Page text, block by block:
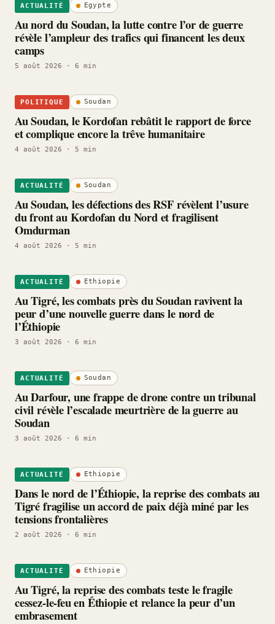
ACTUALITÉ Egypte
Au nord du Soudan, la lutte contre l’or de guerre
révèle l’ampleur des trafics qui financent les deux
camps
5 août 2026 · 6 min
POLITIQUE Soudan
Au Soudan, le Kordofan rebâtit le rapport de force
et complique encore la trêve humanitaire
4 août 2026 · 5 min
ACTUALITÉ Soudan
Au Soudan, les défections des RSF révèlent l’usure
du front au Kordofan du Nord et fragilisent
Omdurman
4 août 2026 · 5 min
ACTUALITÉ Ethiopie
Au Tigré, les combats près du Soudan ravivent la
peur d’une nouvelle guerre dans le nord de
l’Éthiopie
3 août 2026 · 6 min
ACTUALITÉ Soudan
Au Darfour, une frappe de drone contre un tribunal
civil révèle l’escalade meurtrière de la guerre au
Soudan
3 août 2026 · 6 min
ACTUALITÉ Ethiopie
Dans le nord de l’Éthiopie, la reprise des combats au
Tigré fragilise un accord de paix déjà miné par les
tensions frontalières
2 août 2026 · 6 min
ACTUALITÉ Ethiopie
Au Tigré, la reprise des combats teste le fragile
cessez-le-feu en Éthiopie et relance la peur d’un
embrasement